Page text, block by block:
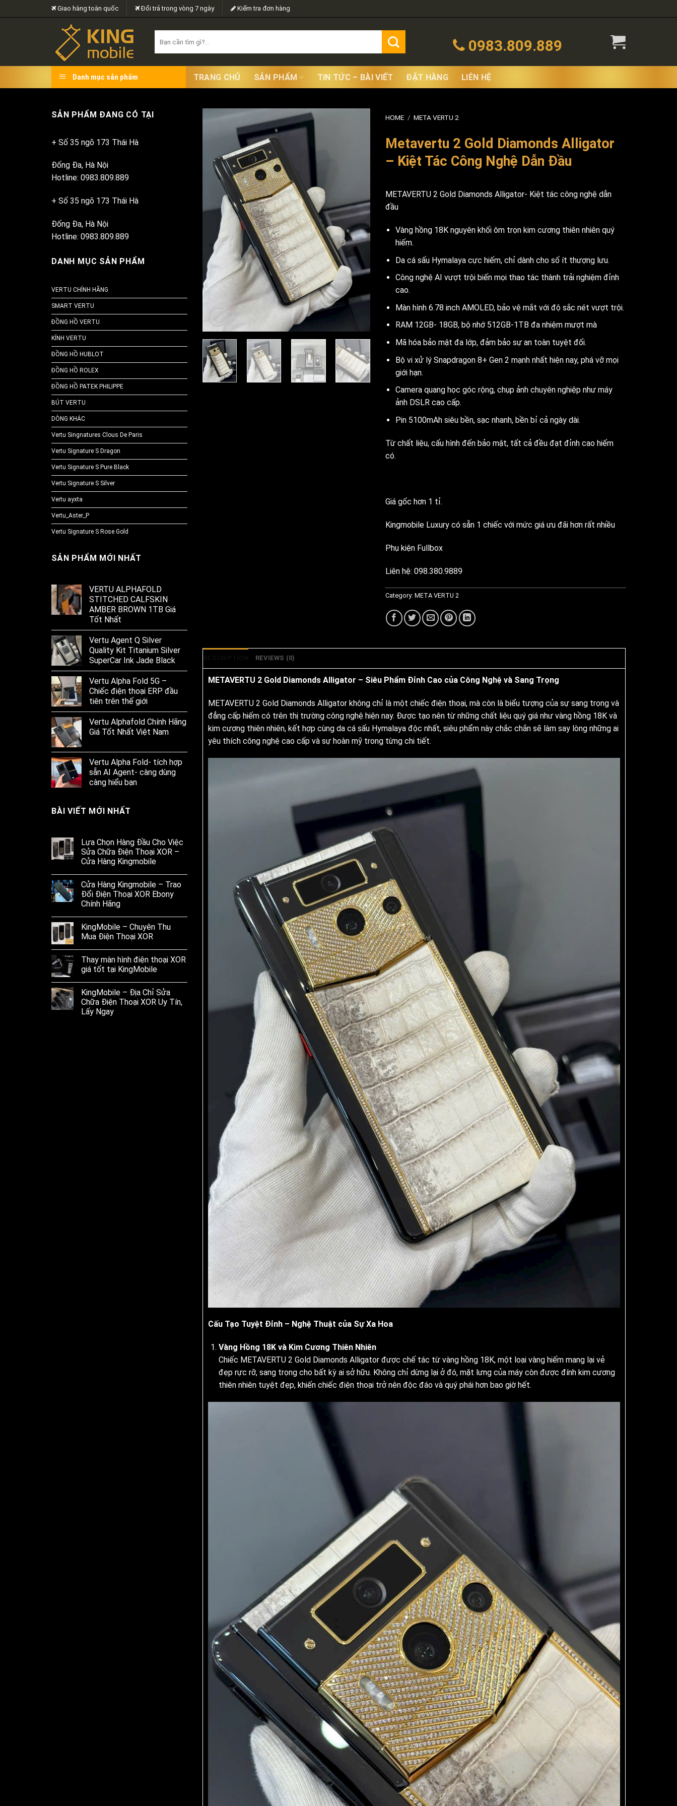
to
Giao hàng toàn quốc Đổi trả trong vòng 7 ngày Kiểm tra đơn hàng
for:
0983.809.889
Danh mục sản phẩm TRANG CHỦ SẢN PHẨM TIN TỨC – BÀI VIẾT ĐẶT HÀNG LIÊN HỆ
SẢN PHẨM ĐANG CÓ TẠI
+ Số 35 ngõ 173 Thái Hà
Đống Đa, Hà Nội
Hotline: 0983.809.889
+ Số 35 ngõ 173 Thái Hà
Đống Đa, Hà Nội
Hotline: 0983.809.889
DANH MỤC SẢN PHẨM
VERTU CHÍNH HÃNG
SMART VERTU
ĐỒNG HỒ VERTU
KÍNH VERTU
ĐỒNG HỒ HUBLOT
ĐỒNG HỒ ROLEX
ĐỒNG HỒ PATEK PHILIPPE
BÚT VERTU
DÒNG KHÁC
Vertu Singnatures Clous De Paris
Vertu Signature S Dragon
Vertu Signature S Pure Black
Vertu Signature S Silver
Vertu ayxta
Vertu_Aster_P
Vertu Signature S Rose Gold
SẢN PHẨM MỚI NHẤT
VERTU ALPHAFOLD
STITCHED CALFSKIN
AMBER BROWN 1TB Giá
Tốt Nhất
Vertu Agent Q Silver
Quality Kit Titanium Silver
SuperCar Ink Jade Black
Vertu Alpha Fold 5G –
Chiếc điện thoại ERP đầu
tiên trên thế giới
Vertu Alphafold Chính Hãng
Giá Tốt Nhất Việt Nam
Vertu Alpha Fold- tích hợp
sẵn AI Agent- càng dùng
càng hiểu bạn
BÀI VIẾT MỚI NHẤT
Lựa Chọn Hàng Đầu Cho Việc
Sửa Chữa Điện Thoại XOR –
Cửa Hàng Kingmobile
Cửa Hàng Kingmobile – Trao
Đổi Điện Thoại XOR Ebony
Chính Hãng
KingMobile – Chuyên Thu
Mua Điện Thoại XOR
Thay màn hình điện thoại XOR
giá tốt tại KingMobile
KingMobile – Địa Chỉ Sửa
Chữa Điện Thoại XOR Uy Tín,
Lấy Ngay
HOME / META VERTU 2
Metavertu 2 Gold Diamonds Alligator
– Kiệt Tác Công Nghệ Dẫn Đầu
METAVERTU 2 Gold Diamonds Alligator- Kiệt tác công nghệ dẫn
đầu
Vàng hồng 18K nguyên khối ôm trọn kim cương thiên nhiên quý
hiếm.
Da cá sấu Hymalaya cực hiếm, chỉ dành cho số ít thượng lưu.
Công nghệ AI vượt trội biến mọi thao tác thành trải nghiệm đỉnh
cao.
Màn hình 6.78 inch AMOLED, bảo vệ mắt với độ sắc nét vượt trội.
RAM 12GB- 18GB, bộ nhớ 512GB-1TB đa nhiệm mượt mà
Mã hóa bảo mật đa lớp, đảm bảo sự an toàn tuyệt đối.
Bộ vi xử lý Snapdragon 8+ Gen 2 mạnh nhất hiện nay, phá vỡ mọi
giới hạn.
Camera quang học góc rộng, chụp ảnh chuyên nghiệp như máy
ảnh DSLR cao cấp.
Pin 5100mAh siêu bền, sạc nhanh, bền bỉ cả ngày dài.
Từ chất liệu, cấu hình đến bảo mật, tất cả đều đạt đỉnh cao hiếm
có.
Giá gốc hơn 1 tỉ.
Kingmobile Luxury có sẵn 1 chiếc với mức giá ưu đãi hơn rất nhiều
Phụ kiện Fullbox
Liên hệ: 098.380.9889
Category: META VERTU 2
REVIEWS (0)
METAVERTU 2 Gold Diamonds Alligator – Siêu Phẩm Đỉnh Cao của Công Nghệ và Sang Trọng
METAVERTU 2 Gold Diamonds Alligator không chỉ là một chiếc điện thoại, mà còn là biểu tượng của sự sang trọng và
đẳng cấp hiếm có trên thị trường công nghệ hiện nay. Được tạo nên từ những chất liệu quý giá như vàng hồng 18K và
kim cương thiên nhiên, kết hợp cùng da cá sấu Hymalaya độc nhất, siêu phẩm này chắc chắn sẽ làm say lòng những ai
yêu thích công nghệ cao cấp và sự hoàn mỹ trong từng chi tiết.
Cấu Tạo Tuyệt Đỉnh – Nghệ Thuật của Sự Xa Hoa
Vàng Hồng 18K và Kim Cương Thiên Nhiên
Chiếc METAVERTU 2 Gold Diamonds Alligator được chế tác từ vàng hồng 18K, một loại vàng hiếm mang lại vẻ
đẹp rực rỡ, sang trọng cho bất kỳ ai sở hữu. Không chỉ dừng lại ở đó, mặt lưng của máy còn được đính kim cương
thiên nhiên tuyệt đẹp, khiến chiếc điện thoại trở nên độc đáo và quý phái hơn bao giờ hết.